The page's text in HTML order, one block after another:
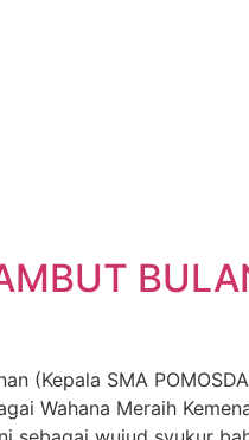
(Kepala SMA
Wahana Meraih